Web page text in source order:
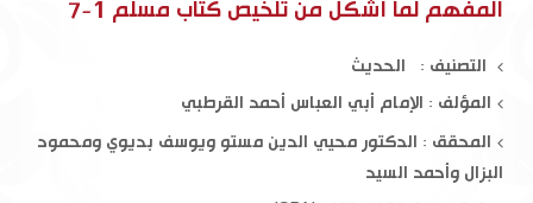
المفهم لما أشكل من تلخيص كتاب مسلم 1-7
التصنيف : الحديث
المؤلف : الإمام أبي العباس أحمد القرطبي
المحقق : الدكتور محيي الدين مستو ويوسف بديوي ومحمود
البزال وأحمد السيد